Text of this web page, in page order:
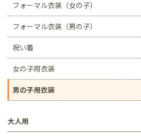
フォーマル衣装（女の子）
フォーマル衣装（男の子）
祝い着
女の子用衣装
男の子用衣装
大人用